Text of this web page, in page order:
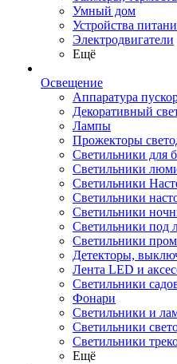
Умный дом
Устройства
Электродвигатели
Ещё
Освещение
Аппаратура
Декоративный
Лампы
Прожекторы
Светильники для
Светильники
Светильники
Светильники
Светильники
Светильники под
Светильники
Детекторы,
Лента LED и
Светильники
Фонари
Светильники и
Светильники
Светильники
Ещё